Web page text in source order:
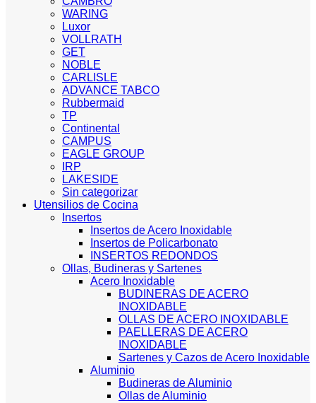
WARING
Luxor
VOLLRATH
GET
NOBLE
CARLISLE
ADVANCE TABCO
Rubbermaid
TP
Continental
CAMPUS
EAGLE GROUP
IRP
LAKESIDE
Sin categorizar
Utensilios de Cocina
Insertos
Insertos de Acero Inoxidable
Insertos de Policarbonato
INSERTOS REDONDOS
Ollas, Budineras y Sartenes
Acero Inoxidable
BUDINERAS DE ACERO
INOXIDABLE
OLLAS DE ACERO INOXIDABLE
PAELLERAS DE ACERO
INOXIDABLE
Sartenes y Cazos de Acero Inoxidable
Aluminio
Budineras de Aluminio
Ollas de Aluminio